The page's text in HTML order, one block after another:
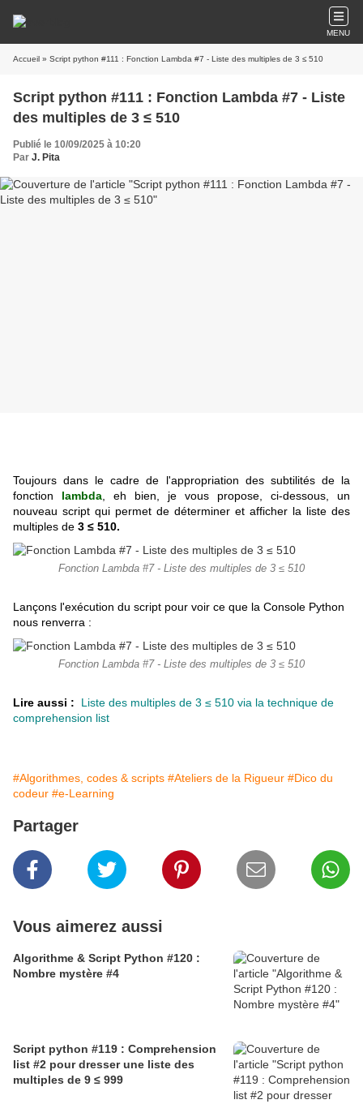
MENU
Accueil » Script python #111 : Fonction Lambda #7 - Liste des multiples de 3 ≤ 510
Script python #111 : Fonction Lambda #7 - Liste
des multiples de 3 ≤ 510
Publié le 10/09/2025 à 10:20
Par J. Pita
Toujours dans le cadre de l'appropriation des subtilités de la
fonction lambda , eh bien, je vous propose, ci-dessous, un
nouveau script qui permet de déterminer et afficher la liste des
multiples de 3 ≤ 510.
Fonction Lambda #7 - Liste des multiples de 3 ≤ 510
Lançons l'exécution du script pour voir ce que la Console Python
nous renverra :
Fonction Lambda #7 - Liste des multiples de 3 ≤ 510
Lire aussi :
Liste des multiples de 3 ≤ 510 via la technique de
comprehension list
#Algorithmes, codes & scripts #Ateliers de la Rigueur #Dico du
codeur #e-Learning
Partager
Vous aimerez aussi
Algorithme & Script Python #120 :
Nombre mystère #4
Script python #119 : Comprehension
list #2 pour dresser une liste des
multiples de 9 ≤ 999